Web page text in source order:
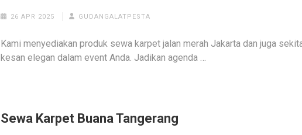
26 APR 2025 GUDANGALATPESTA
Kami menyediakan produk sewa karpet jalan merah Jakarta dan juga
kesan elegan dalam event Anda. Jadikan agenda …
Sewa Karpet Buana Tangerang